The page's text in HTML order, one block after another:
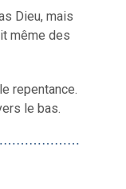
Dieu, mais
même des
repentance.
le bas.